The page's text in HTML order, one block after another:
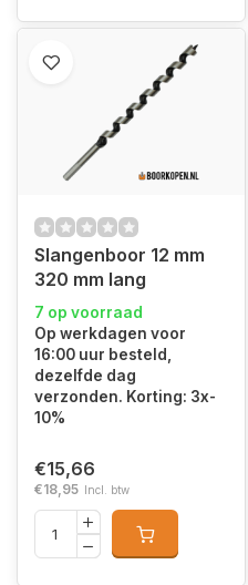
Slangenboor 12 mm
320 mm lang
7 op voorraad
Op werkdagen voor
16:00 uur besteld,
dezelfde dag
verzonden. Korting: 3x-
10%
€15,66
€18,95 Incl. btw